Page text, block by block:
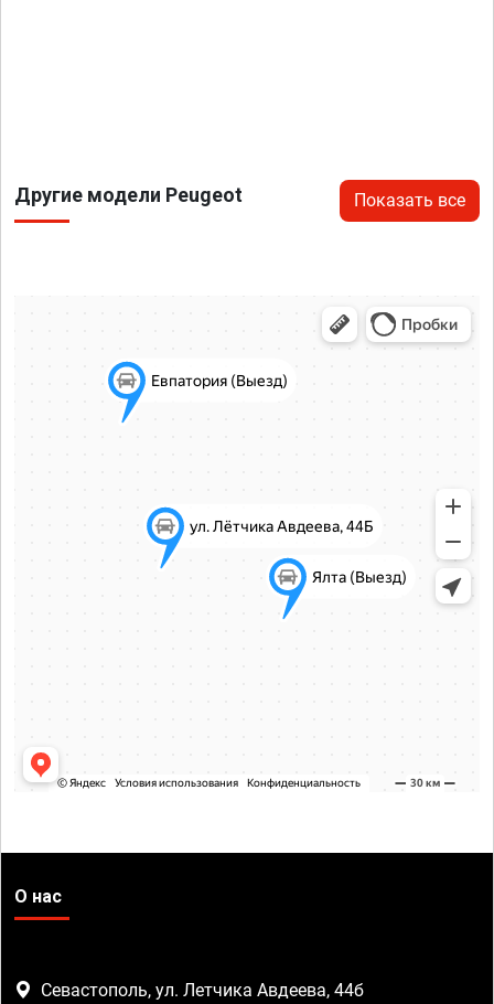
Другие модели Peugeot Показать все
О нас
Севастополь, ул. Летчика Авдеева, 44б